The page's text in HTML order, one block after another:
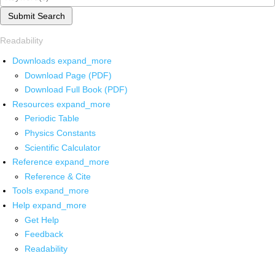
Submit Search
Readability
Downloads expand_more
Download Page (PDF)
Download Full Book (PDF)
Resources expand_more
Periodic Table
Physics Constants
Scientific Calculator
Reference expand_more
Reference & Cite
Tools expand_more
Help expand_more
Get Help
Feedback
Readability